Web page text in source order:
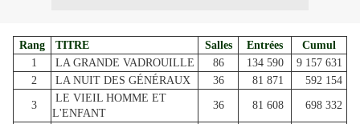
Rang TITRE Salles Entrées
Cumul
1
LA GRANDE VADROUILLE 86 134 590
9 157 631
2
LA NUIT DES GÉNÉRAUX 36 81 871 592 154
3
LE VIEIL HOMME ET
L'ENFANT
36 81 608 698 332